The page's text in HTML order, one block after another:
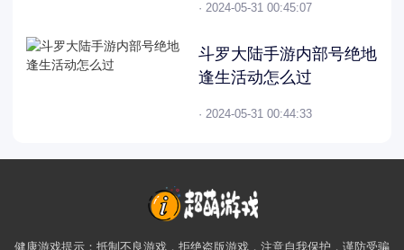
· 2024-05-31 00:45:07
斗罗大陆手游内部号绝地
逢生活动怎么过
· 2024-05-31 00:44:33
健康游戏提示：抵制不良游戏，拒绝盗版游戏，注意自我保护，谨防受骗